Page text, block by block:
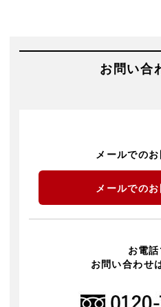
お問い合
メールでの
メールでの
お電
お問い合わせ